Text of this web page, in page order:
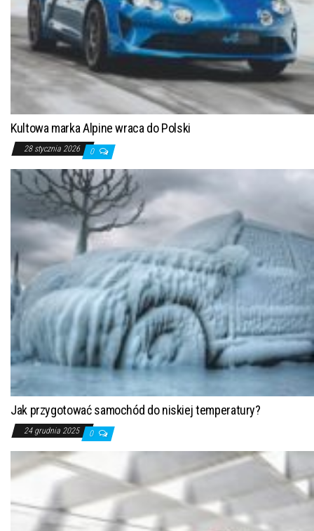
Kultowa marka Alpine wraca do Polski
28 stycznia 2026 0
Jak przygotować samochód do niskiej temperatury?
24 grudnia 2025 0